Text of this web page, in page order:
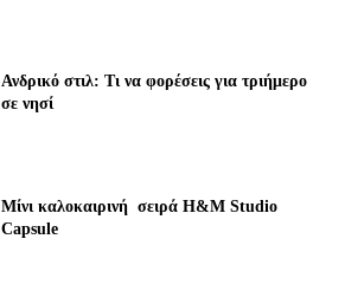
Ανδρικό στιλ: Τι να φορέσεις για τριήμερο
σε νησί
Μίνι καλοκαιρινή σειρά H&M Studio
Capsule